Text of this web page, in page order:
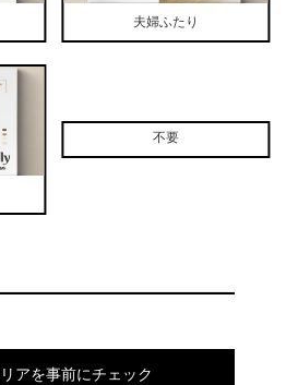
夫婦ふたり
不要
アを事前にチェック